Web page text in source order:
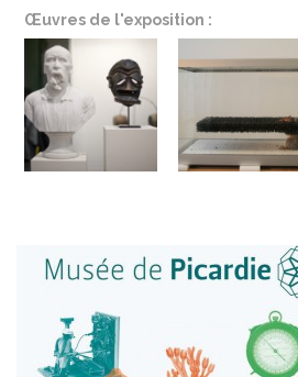
Œuvres de l'exposition :